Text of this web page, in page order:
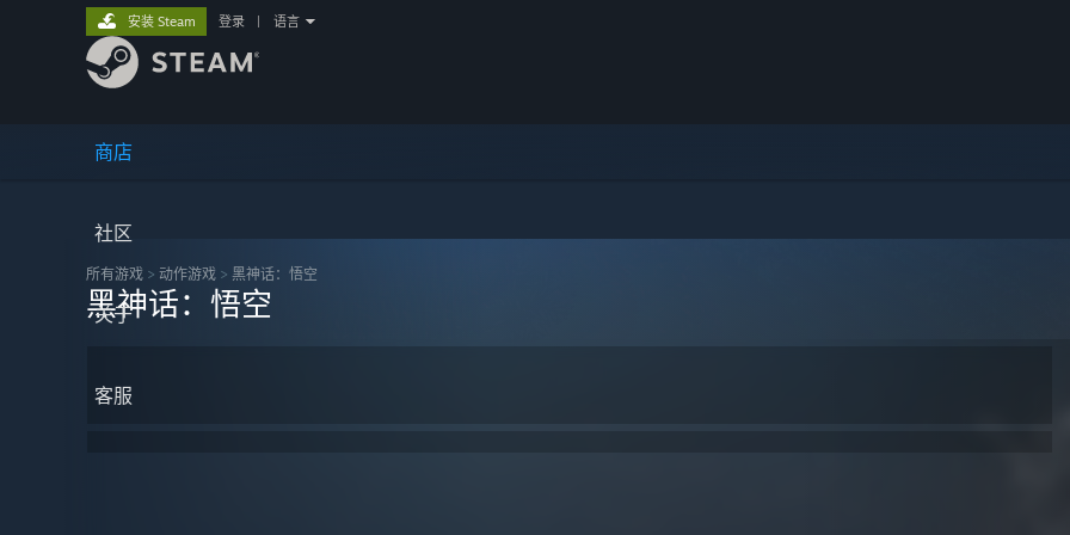
商店
社区
关于
客服
安装 Steam 登录 语言
所有游戏 > 动作‎游戏 > 黑神话：悟空
黑神话：悟空